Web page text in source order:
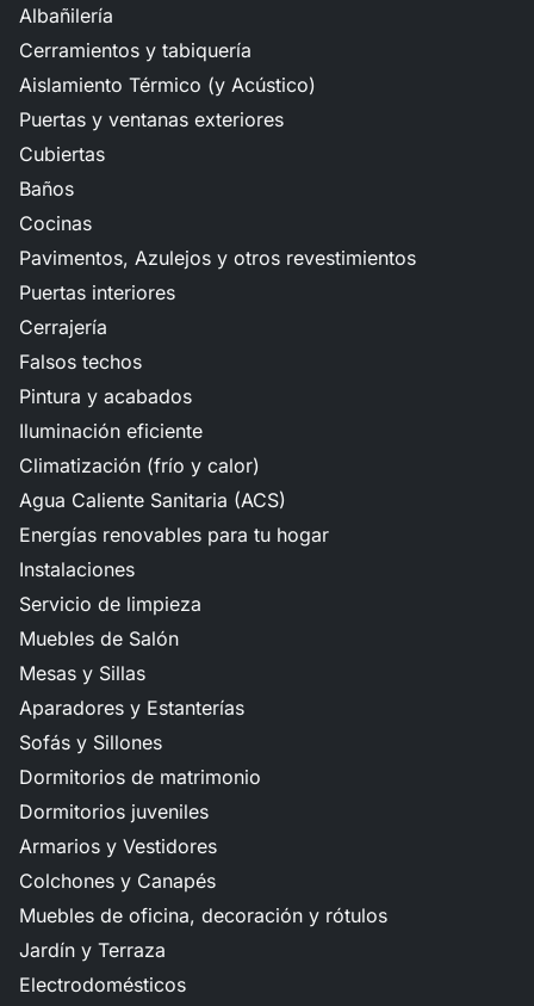
Albañilería
Cerramientos y tabiquería
Aislamiento Térmico (y Acústico)
Puertas y ventanas exteriores
Cubiertas
Baños
Cocinas
Pavimentos, Azulejos y otros revestimientos
Puertas interiores
Cerrajería
Falsos techos
Pintura y acabados
Iluminación eficiente
Climatización (frío y calor)
Agua Caliente Sanitaria (ACS)
Energías renovables para tu hogar
Instalaciones
Servicio de limpieza
Muebles de Salón
Mesas y Sillas
Aparadores y Estanterías
Sofás y Sillones
Dormitorios de matrimonio
Dormitorios juveniles
Armarios y Vestidores
Colchones y Canapés
Muebles de oficina, decoración y rótulos
Jardín y Terraza
Electrodomésticos